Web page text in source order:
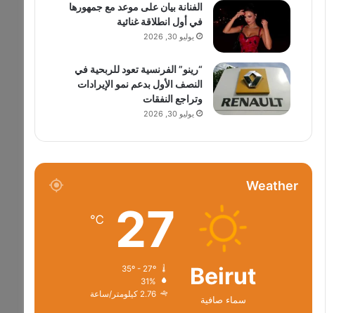
الفنانة بيان على موعد مع جمهورها
في أول انطلاقة غنائية
يوليو 30, 2026
“رينو” الفرنسية تعود للربحية في
النصف الأول بدعم نمو الإيرادات
وتراجع النفقات
يوليو 30, 2026
Weather
Beirut
سماء صافية
27
℃
31%
2.76 كيلومتر/ساعة